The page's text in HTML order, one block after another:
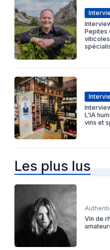
Pepites
L'IA
vins et
Les plus lus
Vin de